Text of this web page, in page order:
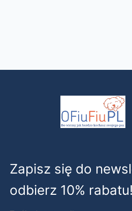
Zapisz się do
odbierz 10% rabatu!